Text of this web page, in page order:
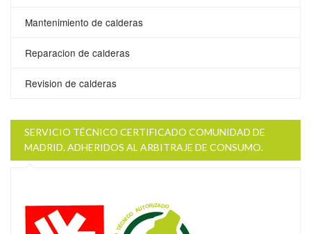
Mantenimiento de calderas
Reparacion de calderas
Revision de calderas
SERVICIO TÉCNICO CERTIFICADO COMUNIDAD DE
MADRID. ADHERIDOS AL ARBITRAJE DE CONSUMO.